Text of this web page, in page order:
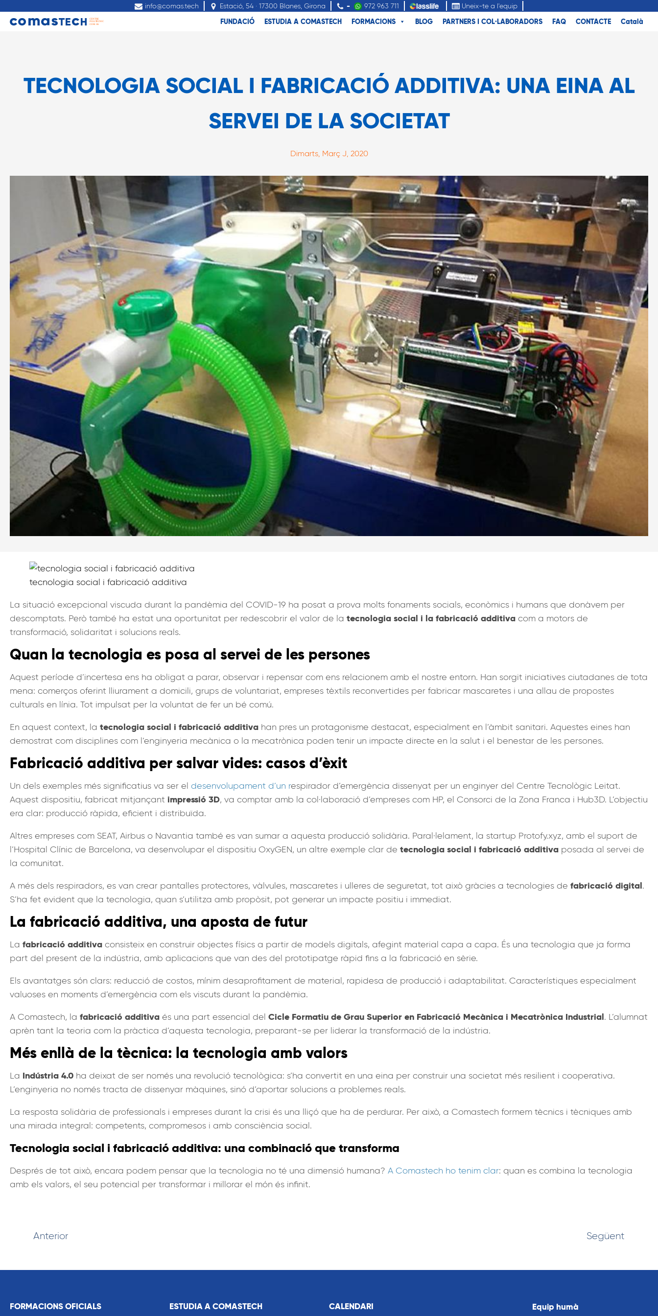
info@comas.tech Estació, 54 · 17300 Blanes, Girona - 972 963 711 Uneix-te a l'equip
FUNDACIÓ ESTUDIA A COMASTECH FORMACIONS BLOG PARTNERS I COL·LABORADORS FAQ CONTACTE Català
TECNOLOGIA SOCIAL I FABRICACIÓ ADDITIVA: UNA EINA AL
SERVEI DE LA SOCIETAT
Dimarts, Març J, 2020
tecnologia social i fabricació additiva
La situació excepcional viscuda durant la pandèmia del COVID-19 ha posat a prova molts fonaments socials, econòmics i humans que donàvem per
descomptats. Però també ha estat una oportunitat per redescobrir el valor de la tecnologia social i la fabricació additiva com a motors de
transformació, solidaritat i solucions reals.
Quan la tecnologia es posa al servei de les persones
Aquest període d’incertesa ens ha obligat a parar, observar i repensar com ens relacionem amb el nostre entorn. Han sorgit iniciatives ciutadanes de tota
mena: comerços oferint lliurament a domicili, grups de voluntariat, empreses tèxtils reconvertides per fabricar mascaretes i una allau de propostes
culturals en línia. Tot impulsat per la voluntat de fer un bé comú.
En aquest context, la tecnologia social i fabricació additiva han pres un protagonisme destacat, especialment en l’àmbit sanitari. Aquestes eines han
demostrat com disciplines com l’enginyeria mecànica o la mecatrònica poden tenir un impacte directe en la salut i el benestar de les persones.
Fabricació additiva per salvar vides: casos d’èxit
Un dels exemples més significatius va ser el desenvolupament d’un respirador d’emergència dissenyat per un enginyer del Centre Tecnològic Leitat.
Aquest dispositiu, fabricat mitjançant impressió 3D, va comptar amb la col·laboració d’empreses com HP, el Consorci de la Zona Franca i Hub3D. L’objectiu
era clar: producció ràpida, eficient i distribuïda.
Altres empreses com SEAT, Airbus o Navantia també es van sumar a aquesta producció solidària. Paral·lelament, la startup Protofy.xyz, amb el suport de
l’Hospital Clínic de Barcelona, va desenvolupar el dispositiu OxyGEN, un altre exemple clar de tecnologia social i fabricació additiva posada al servei de
la comunitat.
A més dels respiradors, es van crear pantalles protectores, vàlvules, mascaretes i ulleres de seguretat, tot això gràcies a tecnologies de fabricació digital.
S’ha fet evident que la tecnologia, quan s’utilitza amb propòsit, pot generar un impacte positiu i immediat.
La fabricació additiva, una aposta de futur
La fabricació additiva consisteix en construir objectes físics a partir de models digitals, afegint material capa a capa. És una tecnologia que ja forma
part del present de la indústria, amb aplicacions que van des del prototipatge ràpid fins a la fabricació en sèrie.
Els avantatges són clars: reducció de costos, mínim desaprofitament de material, rapidesa de producció i adaptabilitat. Característiques especialment
valuoses en moments d’emergència com els viscuts durant la pandèmia.
A Comastech, la fabricació additiva és una part essencial del Cicle Formatiu de Grau Superior en Fabricació Mecànica i Mecatrònica Industrial. L’alumnat
aprèn tant la teoria com la pràctica d’aquesta tecnologia, preparant-se per liderar la transformació de la indústria.
Més enllà de la tècnica: la tecnologia amb valors
La Indústria 4.0 ha deixat de ser només una revolució tecnològica: s’ha convertit en una eina per construir una societat més resilient i cooperativa.
L’enginyeria no només tracta de dissenyar màquines, sinó d’aportar solucions a problemes reals.
La resposta solidària de professionals i empreses durant la crisi és una lliçó que ha de perdurar. Per això, a Comastech formem tècnics i tècniques amb
una mirada integral: competents, compromesos i amb consciència social.
Tecnologia social i fabricació additiva: una combinació que transforma
Després de tot això, encara podem pensar que la tecnologia no té una dimensió humana? A Comastech ho tenim clar: quan es combina la tecnologia
amb els valors, el seu potencial per transformar i millorar el món és infinit.
Anterior Següent
FORMACIONS OFICIALS ESTUDIA A COMASTECH CALENDARI Equip humà